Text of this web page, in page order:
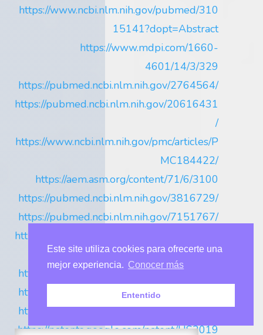
Este site utiliza cookies para ofrecerte una
mejor experiencia. Conocer más
Ententido
https://www.ncbi.nlm.nih.gov/pubmed/310
15141?dopt=Abstract
https://www.mdpi.com/1660-
4601/14/3/329
https://pubmed.ncbi.nlm.nih.gov/2764564/
https://pubmed.ncbi.nlm.nih.gov/20616431
/
https://www.ncbi.nlm.nih.gov/pmc/articles/P
MC184422/
https://aem.asm.org/content/71/6/3100
https://pubmed.ncbi.nlm.nih.gov/3816729/
https://pubmed.ncbi.nlm.nih.gov/7151767/
https://pubmed.ncbi.nlm.nih.gov/22799207
/
https://pubmed.ncbi.nlm.nih.gov/6759107/
https://pubmed.ncbi.nlm.nih.gov/6520728/
https://pubmed.ncbi.nlm.nih.gov/6520727/
https://patents.google.com/patent/US2019